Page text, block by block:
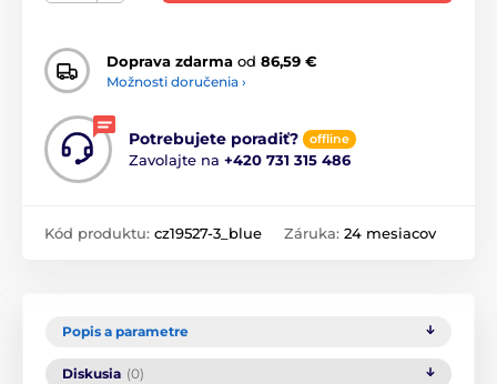
Doprava zdarma od 86,59 €
Možnosti doručenia ›
Potrebujete poradiť? offline
Zavolajte na +420 731 315 486
Kód produktu: cz19527-3_blue Záruka: 24 mesiacov
Popis a parametre
Diskusia (0)